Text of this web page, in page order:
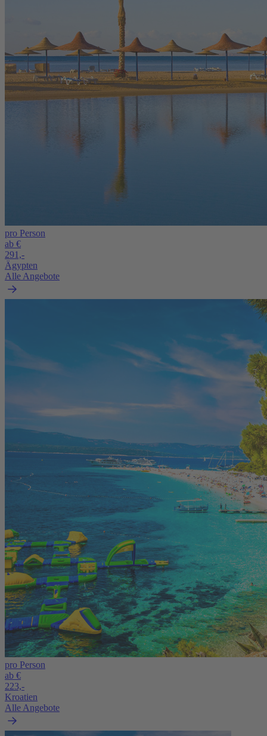
pro Person
ab €
291,-
Ägypten
Alle Angebote
pro Person
ab €
223,-
Kroatien
Alle Angebote